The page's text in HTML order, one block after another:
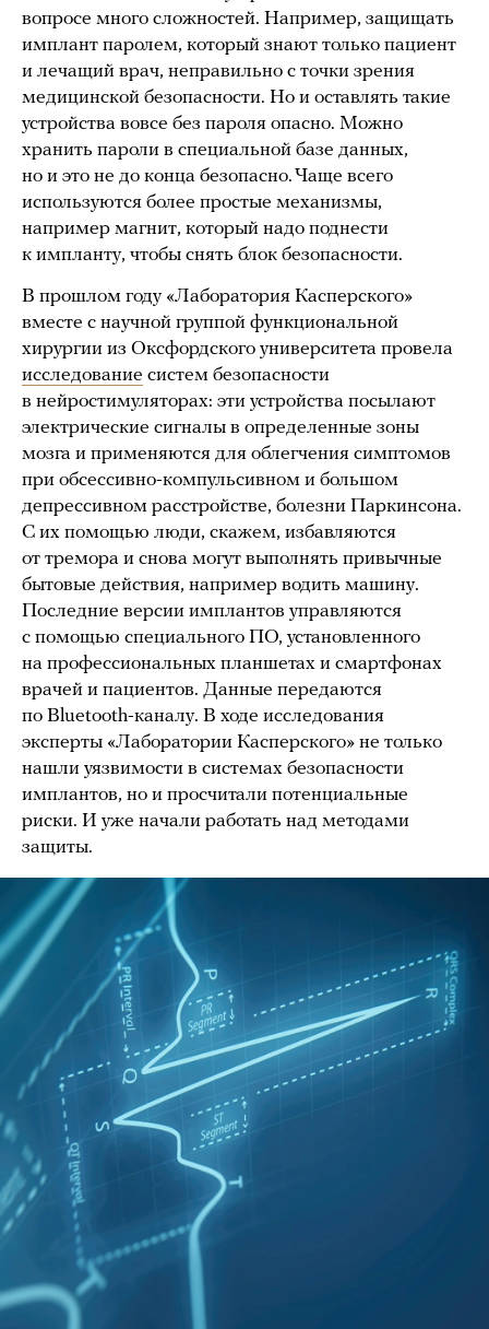
вопросе много сложностей. Например, защищать
имплант паролем, который знают только пациент
и лечащий врач, неправильно с точки зрения
медицинской безопасности. Но и оставлять такие
устройства вовсе без пароля опасно. Можно
хранить пароли в специальной базе данных,
но и это не до конца безопасно. Чаще всего
используются более простые механизмы,
например магнит, который надо поднести
к импланту, чтобы снять блок безопасности.
В прошлом году «Лаборатория Касперского»
вместе с научной группой функциональной
хирургии из Оксфордского университета провела
исследование систем безопасности
в нейростимуляторах: эти устройства посылают
электрические сигналы в определенные зоны
мозга и применяются для облегчения симптомов
при обсессивно-компульсивном и большом
депрессивном расстройстве, болезни Паркинсона.
С их помощью люди, скажем, избавляются
от тремора и снова могут выполнять привычные
бытовые действия, например водить машину.
Последние версии имплантов управляются
с помощью специального ПО, установленного
на профессиональных планшетах и смартфонах
врачей и пациентов. Данные передаются
по Bluetooth-каналу. В ходе исследования
эксперты «Лаборатории Касперского» не только
нашли уязвимости в системах безопасности
имплантов, но и просчитали потенциальные
риски. И уже начали работать над методами
защиты.